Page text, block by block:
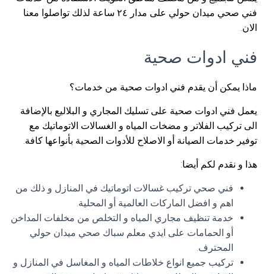
فني صحي ميدان حولي على مدار ٢٤ ساعة لذلك تواصلوا معنا
الان.
فني ادوات صحية
ماذا يمكن أن يقدم فني ادوات صحية من خدمات؟
يعمل فني ادوات صحية على تسليك المجاري و البلاليع بالإضافة
الى تركيب الفلاتر و مضخات المياه و الغسالات الاتوماتيك مع
توفير خدمات الصيانة أو الاصلاح للأدوات الصحية بأنواعها كافة.
هذا و نقدم لكم أيضا:
فني صحي تركيب غسالات اتوماتيك في المنازل و ذلك من
اهم و افضل الماركات العالمية أو المحلية.
خدمة تنظيف مجاري المياه و التخلص من مخلفات المداخن
أو الحمامات على ايدي معلم سباك صحي ميدان حولي
المحترف.
تركيب جميع انواع خلاطات المياه و المغاسل في المنازل و